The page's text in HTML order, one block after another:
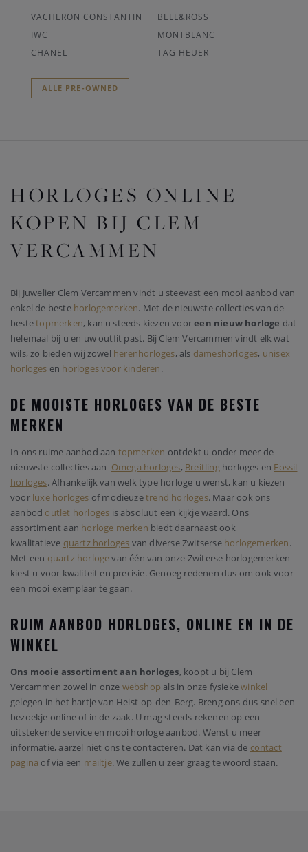
VACHERON CONSTANTIN
BELL&ROSS
IWC
MONTBLANC
CHANEL
TAG HEUER
ALLE PRE-OWNED
HORLOGES ONLINE
KOPEN BIJ CLEM
VERCAMMEN
Bij Juwelier Clem Vercammen vindt u steevast een mooi aanbod van
enkel de beste horlogemerken. Met de nieuwste collecties van de
bestetopmerken, kan u steeds kiezen vooreen nieuw horloge dat
helemaal bij u en uw outfit past. Bij Clem Vercammen vindt elk wat
wils, zo bieden wij zowel herenhorloges, als dameshorloges, unisex
horloges en horloges voor kinderen.
DE MOOISTE HORLOGES VAN DE BESTE
MERKEN
In ons ruime aanbod aan topmerken ontdekt u onder meer de
nieuwste collecties aan Omega horloges, Breitlinghorloges en Fossil
horloges. Afhankelijk van welk type horloge u wenst, kan u kiezen
voor luxe horloges of modieuzetrend horloges. Maar ook ons
aanbod outlet horloges is absoluut een kijkje waard. Ons
assortiment aan horloge merken biedt daarnaast ook
kwalitatieve quartz horloges van diverse Zwitserse horlogemerken.
Met een quartz horlogevan één van onze Zwiterse horlogemerken
kiest u voor kwaliteit en precisie. Genoeg redenen dus om ook voor
een mooi exemplaar te gaan.
RUIM AANBOD HORLOGES, ONLINE EN IN DE
WINKEL
Ons mooie assortiment aan horloges, koopt u bij Clem
Vercammen zowel in onze webshop als in onze fysiekewinkel
gelegen in het hartje van Heist-op-den-Berg. Breng ons dus snel een
bezoekje online of in de zaak. U mag steeds rekenen op een
uitstekende service en mooi horloge aanbod. Wenst u meer
informatie, aarzel niet ons te contacteren. Dat kan via de contact
pagina of via een mailtje. We zullen u zeer graag te woord staan.